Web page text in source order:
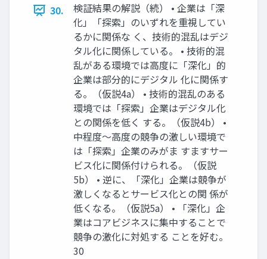
30.
検証結果の解説（続） • 企業は「深
化」「探索」のいずれを重視してい
るかに関係な く、技術的混乱はデジ
タル化に関係している。 • 技術的混
乱がある環境では高度に「深化」的
企業は部分的にデジタル 化に関係す
る。（仮説4a） • 技術的混乱のある
環境では「探索」企業はデジタル化
との関係を低く する。（仮説4b） •
中程度～高度の競争の激しい環境で
は「探索」企業のみがま すますサー
ビス化に関係付けられる。（仮説
5b） • 逆に、「深化」企業は競争が
激しくなるとサービス化との関 係が
低くなる。（仮説5a） • 「深化」企
業はコアビジネスに集中することで
競争の激化に対処する ことを好む。
30